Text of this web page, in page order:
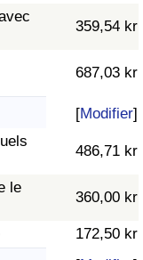
359,54 kr
687,03 kr
[Modifier]
486,71 kr
le
360,00 kr
172,50 kr